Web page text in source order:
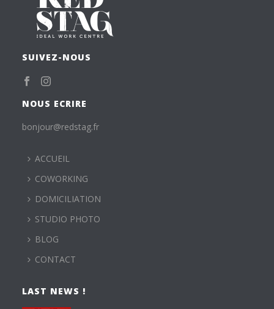
SUIVEZ-NOUS
NOUS ECRIRE
bonjour@redstag.fr
ACCUEIL
COWORKING
DOMICILIATION
STUDIO PHOTO
BLOG
CONTACT
LAST NEWS !